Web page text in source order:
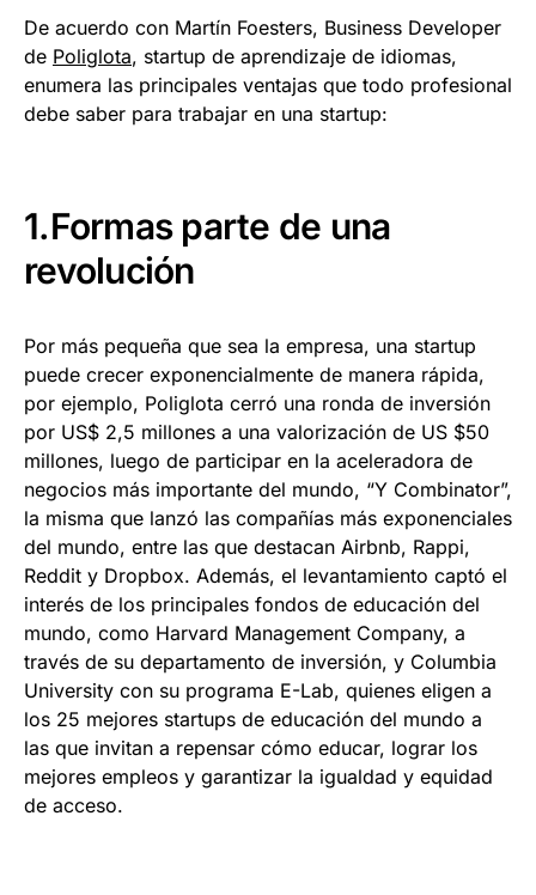
De acuerdo con Martín Foesters, Business Developer
de Poliglota, startup de aprendizaje de idiomas,
enumera las principales ventajas que todo profesional
debe saber para trabajar en una startup:
1.Formas parte de una
revolución
Por más pequeña que sea la empresa, una startup
puede crecer exponencialmente de manera rápida,
por ejemplo, Poliglota cerró una ronda de inversión
por US$ 2,5 millones a una valorización de US $50
millones, luego de participar en la aceleradora de
negocios más importante del mundo, “Y Combinator”,
la misma que lanzó las compañías más exponenciales
del mundo, entre las que destacan Airbnb, Rappi,
Reddit y Dropbox. Además, el levantamiento captó el
interés de los principales fondos de educación del
mundo, como Harvard Management Company, a
través de su departamento de inversión, y Columbia
University con su programa E-Lab, quienes eligen a
los 25 mejores startups de educación del mundo a
las que invitan a repensar cómo educar, lograr los
mejores empleos y garantizar la igualdad y equidad
de acceso.